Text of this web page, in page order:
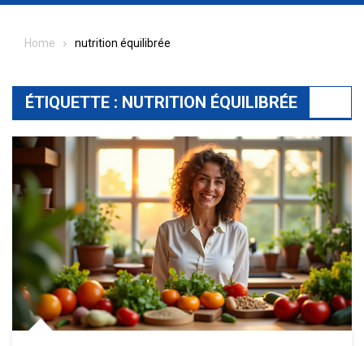
Home nutrition équilibrée
ÉTIQUETTE : NUTRITION ÉQUILIBRÉE